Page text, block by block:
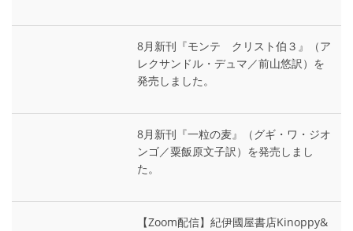
8月新刊『モンテ゠クリスト伯３』（ア
レクサンドル・デュマ／前山悠訳）を
発売しました。
8月新刊『一粒の麦』（グギ・ワ・ジオ
ンゴ／粟飯原文子訳）を発売しまし
た。
【Zoom配信】紀伊國屋書店Kinoppy&